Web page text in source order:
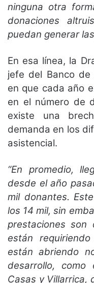
ninguna otra
donaciones
puedan generar
En esa línea, la
jefe del Banco de
en que cada año
en el número de
existe una
demanda en los
asistencial.
“En promedio,
desde el año
mil donantes.
los 14 mil, sin
prestaciones son
están
están abriendo
desarrollo,
Casas y Villarrica,